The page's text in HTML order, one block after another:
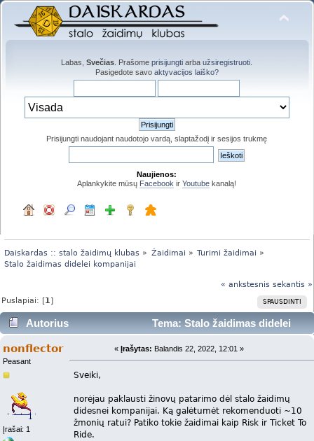
Labas,Svečias . Prašomeprisijungti arbaužsiregistruoti
Pasigedote savo aktyvacijos laiško?
Prisijungti naudojant naudotojo vardą, slaptažodį ir sesijos trukmę
Naujienos:
Aplankykite mūsų Facebook irYoutube kanalą!
Daiskardas :: stalo žaidimų klubas » Žaidimai » Turimi žaidimai »
Stalo žaidimas didelei kompanijai
« ankstesnis sekantis »
SPAUSDINTI
Puslapiai: [1 ]
Autorius
Tema: Stalo žaidimas didelei
kompanijai (Skaityta 8713 kartus)
nonflector
Peasant
Įrašai: 1
« Įrašytas: Balandis 22, 2022, 12:01 »
Sveiki,
norėjau paklausti žinovų patarimo dėl stalo žaidimų
didesnei kompanijai. Ką galėtumėt rekomenduoti ~10
žmonių ratui? Patiko tokie žaidimai kaip Risk ir Ticket To
Ride.